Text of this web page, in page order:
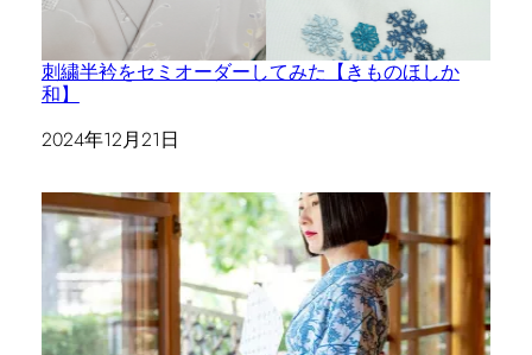
刺繍半衿をセミオーダーしてみた【きものほしか
和】
日付
2024年12月21日